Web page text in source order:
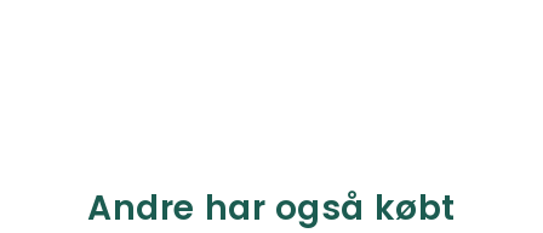
Andre har også købt